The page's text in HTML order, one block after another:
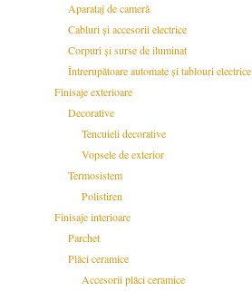
Aparataj de cameră
Cabluri și accesorii electrice
Corpuri și surse de iluminat
Întrerupătoare automate și tablouri electrice
Finisaje exterioare
Decorative
Tencuieli decorative
Vopsele de exterior
Termosistem
Polistiren
Finisaje interioare
Parchet
Plăci ceramice
Accesorii plăci ceramice